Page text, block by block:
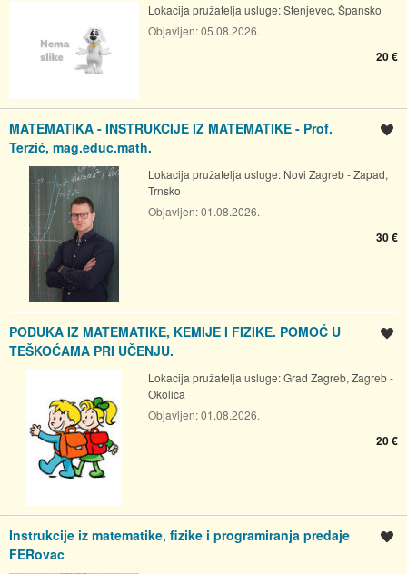
Lokacija pružatelja usluge:Stenjevec, Špansko
Objavljen:05.08.2026.
20 €
MATEMATIKA - INSTRUKCIJE IZ MATEMATIKE - Prof.
Terzić, mag.educ.math.
Lokacija pružatelja usluge: Novi Zagreb - Zapad,
Trnsko
Objavljen:01.08.2026.
30 €
PODUKA IZ MATEMATIKE, KEMIJE I FIZIKE. POMOĆ U
TEŠKOĆAMA PRI UČENJU.
Lokacija pružatelja usluge:Grad Zagreb, Zagreb -
Okolica
Objavljen:01.08.2026.
20 €
Instrukcije iz matematike, fizike i programiranja predaje
FERovac